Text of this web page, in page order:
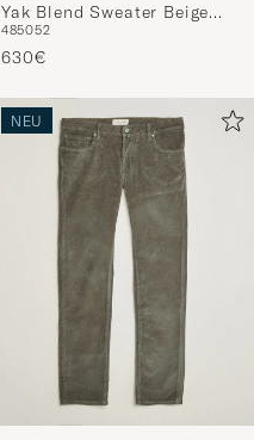
Yak Blend Sweater Beige
Melange
485052
630€
NEU